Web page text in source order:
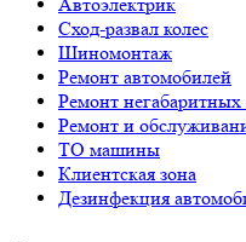
Сход-развал колес
Шиномонтаж
Ремонт автомобилей
Ремонт
Ремонт и
ТО машины
Клиентская зона
Дезинфекция